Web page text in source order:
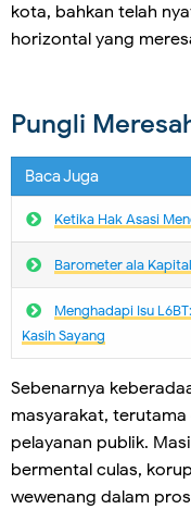
kota, bahkan telah
horizontal yang
Pungli
Baca Juga
Ketika Hak Asasi
Barometer ala
Menghadapi Isu
Kasih Sayang
Sebenarnya
masyarakat,
pelayanan publik.
bermental culas,
wewenang dalam